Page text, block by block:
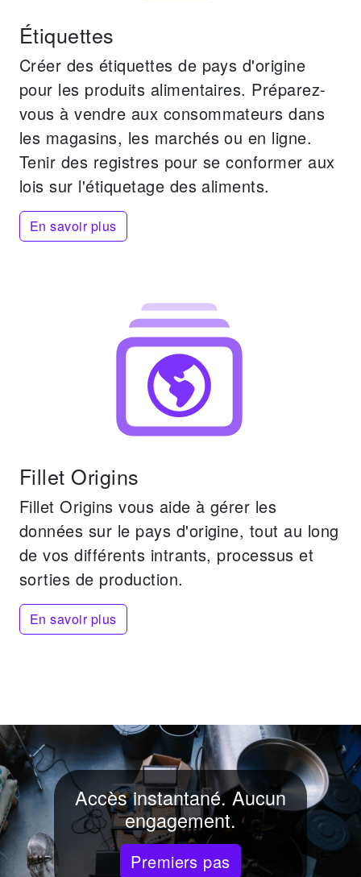
Étiquettes
Créer des étiquettes de pays d'origine
pour les produits alimentaires. Préparez-
vous à vendre aux consommateurs dans
les magasins, les marchés ou en ligne.
Tenir des registres pour se conformer aux
lois sur l'étiquetage des aliments.
En savoir plus
Fillet Origins
Fillet Origins vous aide à gérer les
données sur le pays d'origine, tout au long
de vos différents intrants, processus et
sorties de production.
En savoir plus
Accès instantané. Aucun
engagement.
Premiers pas